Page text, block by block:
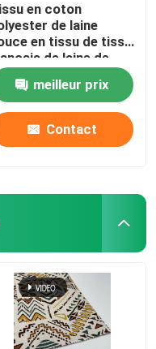
en coton
de laine
en tissu de tissu
de laine de
taille A4
meilleur prix
Contact